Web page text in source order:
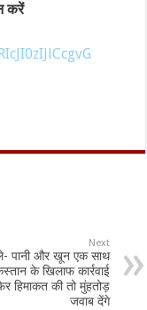
करें
Next
पानी और खून एक साथ
के खिलाफ कार्रवाई
हिमाकत की तो मुंहतोड़
जवाब देंगे